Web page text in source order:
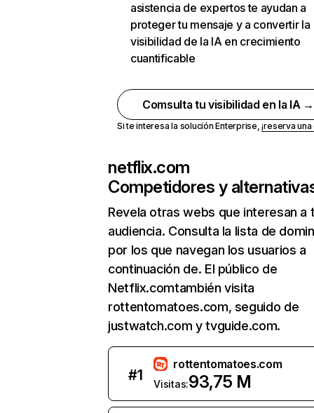
asistencia de expertos te ayudan a
proteger tu mensaje y a convertir la
visibilidad de la IA en crecimiento
cuantificable
Comsulta tu visibilidad en la IA →
Si te interesa la solución Enterprise,¡reserva
netflix.com
Competidores y
Revela otras webs que interesan a
audiencia. Consulta la lista de
por los que navegan los usuarios a
continuación de. El público de
Netflix.comtambién visita
rottentomatoes.com, seguido de
justwatch.com y tvguide.com.
#1
rottentomatoes.com
Visitas:93,75 M